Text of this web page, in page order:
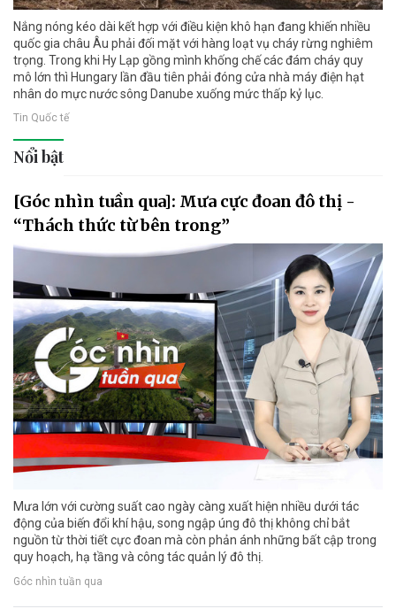
Nắng nóng kéo dài kết hợp với điều kiện khô hạn đang khiến nhiều
quốc gia châu Âu phải đối mặt với hàng loạt vụ cháy rừng nghiêm
trọng. Trong khi Hy Lạp gồng mình khống chế các đám cháy quy
mô lớn thì Hungary lần đầu tiên phải đóng cửa nhà máy điện hạt
nhân do mực nước sông Danube xuống mức thấp kỷ lục.
Tin Quốc tế
Nổi bật
[Góc nhìn tuần qua]: Mưa cực đoan đô thị -
“Thách thức từ bên trong”
Mưa lớn với cường suất cao ngày càng xuất hiện nhiều dưới tác
động của biến đổi khí hậu, song ngập úng đô thị không chỉ bắt
nguồn từ thời tiết cực đoan mà còn phản ánh những bất cập trong
quy hoạch, hạ tầng và công tác quản lý đô thị.
Góc nhìn tuần qua